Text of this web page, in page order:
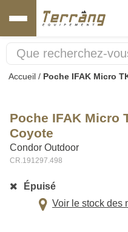
Accueil / Poche IFAK Micro
Poche IFAK Micro
Coyote
Condor Outdoor
CR.191297.498
Épuisé
Voir le stock des